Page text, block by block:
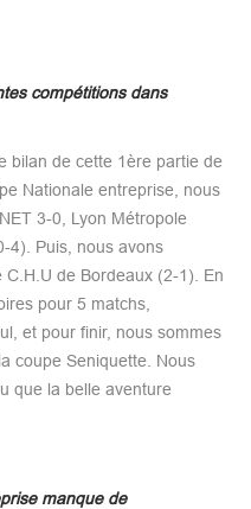
compétitions dans
bilan de cette 1ère partie de
Nationale entreprise, nous
3-0, Lyon Métropole
4). Puis, nous avons
de Bordeaux (2-1). En
pour 5 matchs,
et pour finir, nous sommes
coupe Seniquette. Nous
que la belle aventure
manque de